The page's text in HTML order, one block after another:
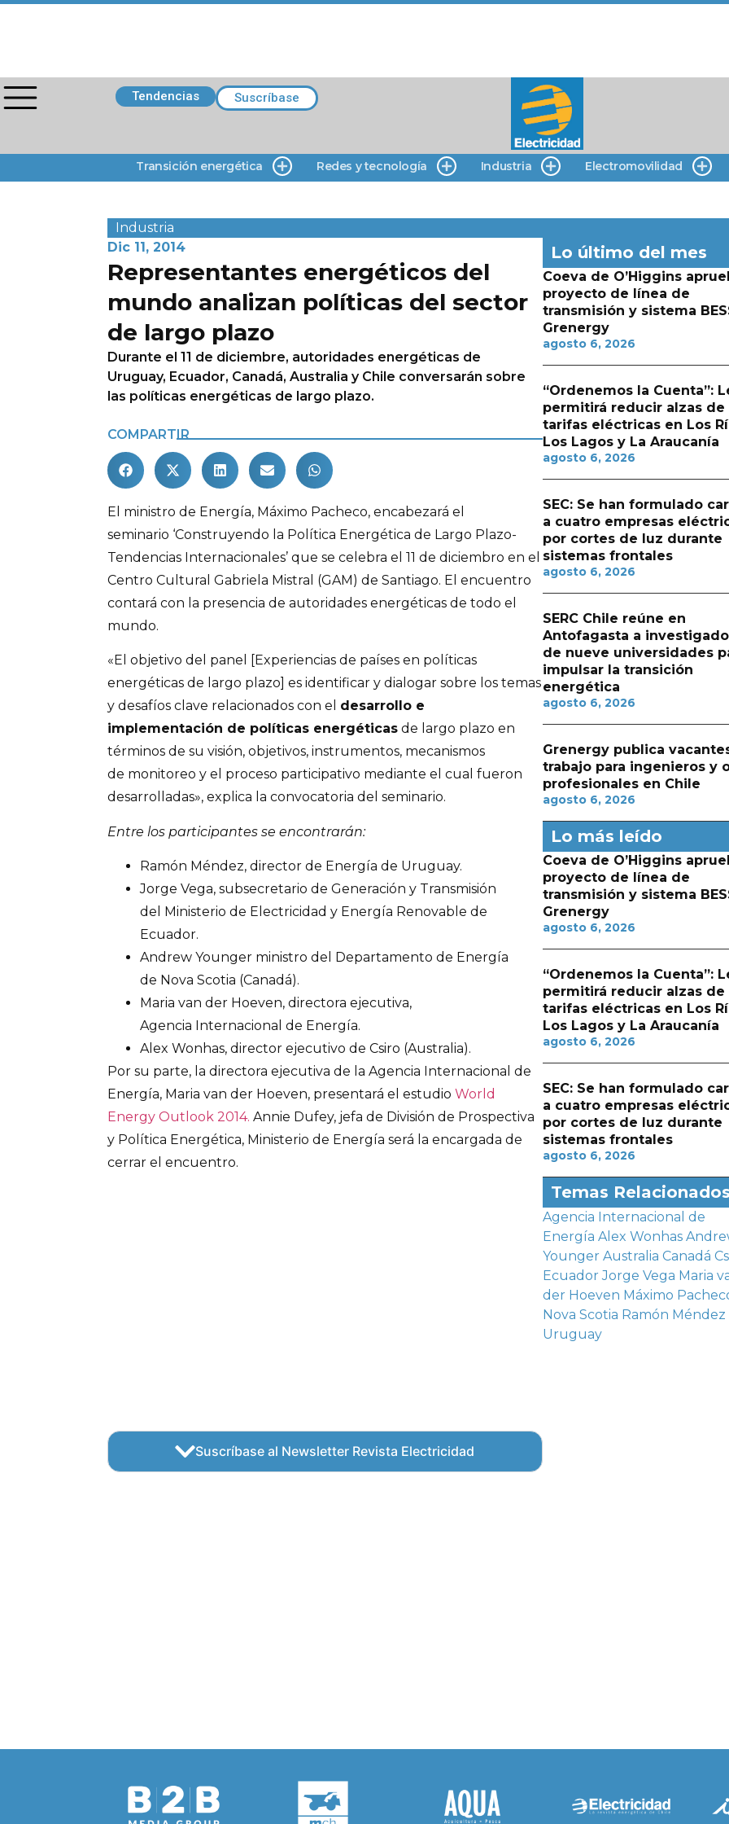
Tendencias Suscríbase
Transición energética Redes y tecnología Industria Electromovilidad
Industria
Dic 11, 2014
Representantes energéticos del
mundo analizan políticas del sector
de largo plazo
Durante el 11 de diciembre, autoridades energéticas de
Uruguay, Ecuador, Canadá, Australia y Chile conversarán sobre
las políticas energéticas de largo plazo.
COMPARTIR
El ministro de Energía, Máximo Pacheco, encabezará el
seminario ‘Construyendo la Política Energética de Largo Plazo-
Tendencias Internacionales’ que se celebra el 11 de diciembro en el
Centro Cultural Gabriela Mistral (GAM) de Santiago. El encuentro
contará con la presencia de autoridades energéticas de todo el
mundo.
«El objetivo del panel [Experiencias de países en políticas
energéticas de largo plazo] es identificar y dialogar sobre los temas
y desafíos clave relacionados con el desarrollo e
implementación de políticas energéticas de largo plazo en
términos de su visión, objetivos, instrumentos, mecanismos
de monitoreo y el proceso participativo mediante el cual fueron
desarrolladas», explica la convocatoria del seminario.
Entre los participantes se encontrarán:
Ramón Méndez, director de Energía de Uruguay.
Jorge Vega, subsecretario de Generación y Transmisión
del Ministerio de Electricidad y Energía Renovable de
Ecuador.
Andrew Younger ministro del Departamento de Energía
de Nova Scotia (Canadá).
Maria van der Hoeven, directora ejecutiva,
Agencia Internacional de Energía.
Alex Wonhas, director ejecutivo de Csiro (Australia).
Por su parte, la directora ejecutiva de la Agencia Internacional de
Energía, Maria van der Hoeven, presentará el estudio World
Energy Outlook 2014. Annie Dufey, jefa de División de Prospectiva
y Política Energética, Ministerio de Energía será la encargada de
cerrar el encuentro.
Suscríbase al Newsletter Revista Electricidad
Lo último del mes
Coeva de O’Higgins
proyecto de línea de
transmisión y sistema
Grenergy
agosto 6, 2026
“Ordenemos la Cuenta”:
permitirá reducir alzas de
tarifas eléctricas en Los
Los Lagos y La Araucanía
agosto 6, 2026
SEC: Se han formulado
a cuatro empresas
por cortes de luz durante
sistemas frontales
agosto 6, 2026
SERC Chile reúne en
Antofagasta a
de nueve universidades
impulsar la transición
energética
agosto 6, 2026
Grenergy publica
trabajo para ingenieros y
profesionales en Chile
agosto 6, 2026
Lo más leído
Coeva de O’Higgins
proyecto de línea de
transmisión y sistema
Grenergy
agosto 6, 2026
“Ordenemos la Cuenta”:
permitirá reducir alzas de
tarifas eléctricas en Los
Los Lagos y La Araucanía
agosto 6, 2026
SEC: Se han formulado
a cuatro empresas
por cortes de luz durante
sistemas frontales
agosto 6, 2026
Temas Relacionados
Agencia Internacional de
Energía Alex Wonhas
Younger Australia Canadá
Ecuador Jorge Vega Maria
der Hoeven Máximo
Nova Scotia Ramón Méndez
Uruguay